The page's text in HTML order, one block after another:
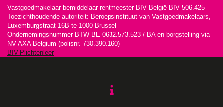
Vastgoedmakelaar-bemiddelaar-rentmeester BIV België BIV 506.425
Toezichthoudende autoriteit: Beroepsinstituut van Vastgoedmakelaars,
Luxemburgstraat 16B te 1000 Brussel
Ondernemingsnummer BTW-BE 0632.573.523 / BA en borgstelling via
NV AXA Belgium (polisnr. 730.390.160)
BIV-Plichtenleer